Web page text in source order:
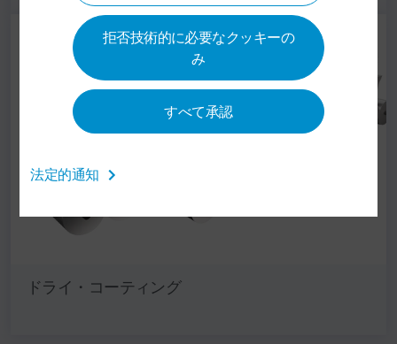
拒否技術的に必要なクッキーの
み
すべて承認
法定的通知
ドライ・コーティング